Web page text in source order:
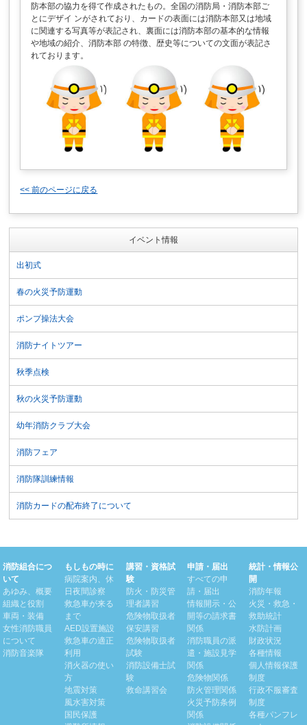
防本部の協力を得て作成されたもの。全国の消防局・消防本部ご
とにデザイ ンがされており、カードの表面には消防本部又は地域
に関連する写真等が表記され、裏面には消防本部の基本的な情報
や地域の紹介、消防本部 の特徴、歴史等についての文面が表記さ
れております。
<< 前のページに戻る
イベント情報
出初式
春の火災予防運動
ポンプ操法大会
消防ナイトツアー
秋季点検
秋の火災予防運動
幼年消防クラブ大会
消防フェア
消防隊訓練情報
消防カードの配布終了について
消防組合につ
いて
あゆみ、概要
組織と役割
車両・装備
女性消防職員
について
消防音楽隊
もしもの時に
病院案内、休
日夜間診察
救急車が来る
まで
AED設置施設
救急車の適正
利用
消火器の使い
方
地震対策
風水害対策
国民保護
講習・資格試
験
防火・防災管
理者講習
危険物取扱者
保安講習
危険物取扱者
試験
消防設備士試
験
救命講習会
申請・届出
すべての申
請・届出
情報開示・公
開等の請求書
関係
消防職員の派
遣・施設見学
関係
危険物関係
防火管理関係
火災予防条例
関係
統計・情報公
開
消防年報
火災・救急・
救助統計
水防計画
財政状況
各種情報
個人情報保護
制度
行政不服審査
制度
各種パンフレ